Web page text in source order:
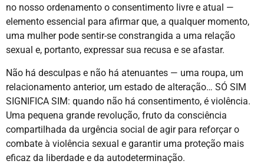
no nosso ordenamento o consentimento livre e atual —
elemento essencial para afirmar que, a qualquer momento,
uma mulher pode sentir-se constrangida a uma relação
sexual e, portanto, expressar sua recusa e se afastar.
Não há desculpas e não há atenuantes — uma roupa, um
relacionamento anterior, um estado de alteração… SÓ SIM
SIGNIFICA SIM: quando não há consentimento, é violência.
Uma pequena grande revolução, fruto da consciência
compartilhada da urgência social de agir para reforçar o
combate à violência sexual e garantir uma proteção mais
eficaz da liberdade e da autodeterminação.